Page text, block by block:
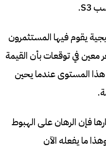
يقوم فيها المستثمرون
في توقعات بأن القيمة
المستوى عندما يحين
فإن الرهان على الهبوط
ما يفعله الآن